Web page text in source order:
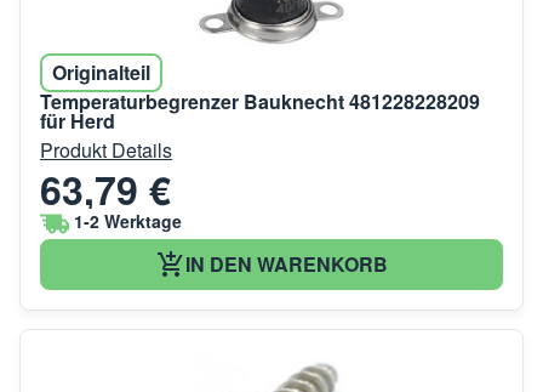
Originalteil
Temperaturbegrenzer Bauknecht 481228228209
für Herd
Produkt Details
63,79 €
1-2 Werktage
IN DEN WARENKORB